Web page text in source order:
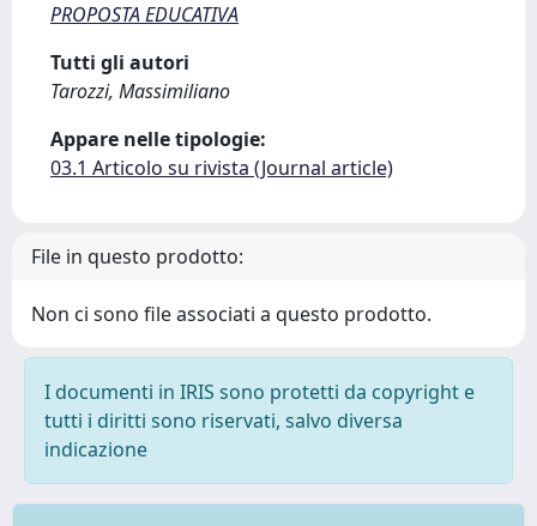
PROPOSTA EDUCATIVA
Tutti gli autori
Tarozzi, Massimiliano
Appare nelle tipologie:
03.1 Articolo su rivista (Journal article)
File in questo prodotto:
Non ci sono file associati a questo prodotto.
I documenti in IRIS sono protetti da copyright e
tutti i diritti sono riservati, salvo diversa
indicazione